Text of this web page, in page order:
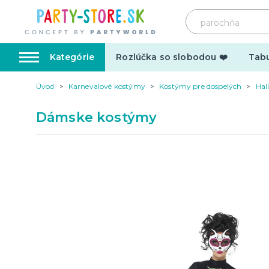
Kategórie Rozlúčka so slobodou ❤️
Šerpy
Párty
Úvod Karnevalové kostýmy Kostýmy pre dospelých
Dámske kostýmy